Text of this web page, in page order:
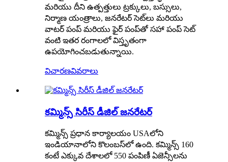
మరియు దీని ఉత్పత్తులు ట్రక్కులు, బస్సులు,
నిర్మాణ యంత్రాలు, జనరేటర్ సెట్‌లు మరియు
వాటర్ పంప్ మరియు ఫైర్ పంప్‌తో సహా పంప్ సెట్
వంటి ఇతర రంగాలలో విస్తృతంగా
ఉపయోగించబడుతున్నాయి.
విచారణవివరాలు
కమ్మిన్స్ సిరీస్ డీజిల్ జనరేటర్
కమ్మిన్స్ ప్రధాన కార్యాలయం USAలోని
ఇండియానాలోని కొలంబస్‌లో ఉంది. కమ్మిన్స్ 160
కంటే ఎక్కువ దేశాలలో 550 పంపిణీ ఏజెన్సీలను